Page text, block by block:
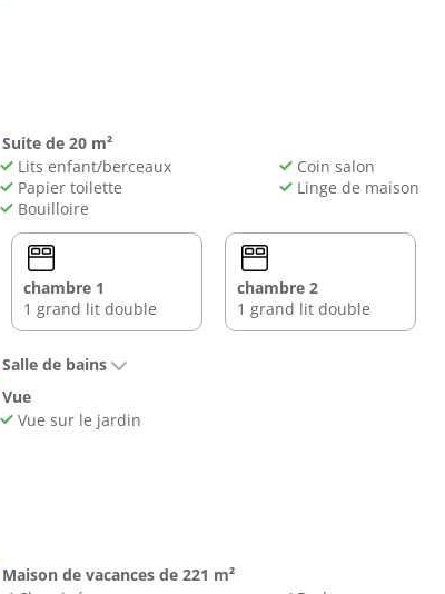
Suite de 20 m²
Lits enfant/berceaux
Coin salon
Papier toilette
Linge de maison
Bouilloire
chambre 1
1 grand lit double
chambre 2
1 grand lit double
Salle de bains
Vue
Vue sur le jardin
Maison de vacances de 221 m²